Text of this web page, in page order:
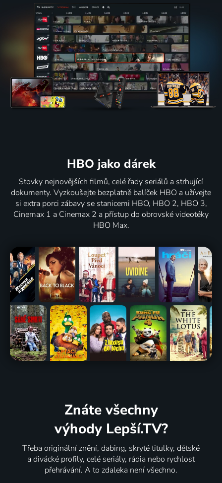
HBO jako dárek
Stovky nejnovějších filmů, celé řady seriálů a strhující
dokumenty. Vyzkoušejte bezplatně balíček HBO a užívejte
si extra porci zábavy se stanicemi HBO, HBO 2, HBO 3,
Cinemax 1 a Cinemax 2 a přístup do obrovské videotéky
HBO Max.
Znáte všechny
výhody Lepší.TV?
Třeba originální znění, dabing, skryté titulky, dětské
a divácké profily, celé seriály, rádia nebo rychlost
přehrávání. A to zdaleka není všechno.